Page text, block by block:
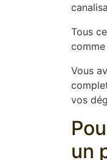
Tous
Vous
vos
un